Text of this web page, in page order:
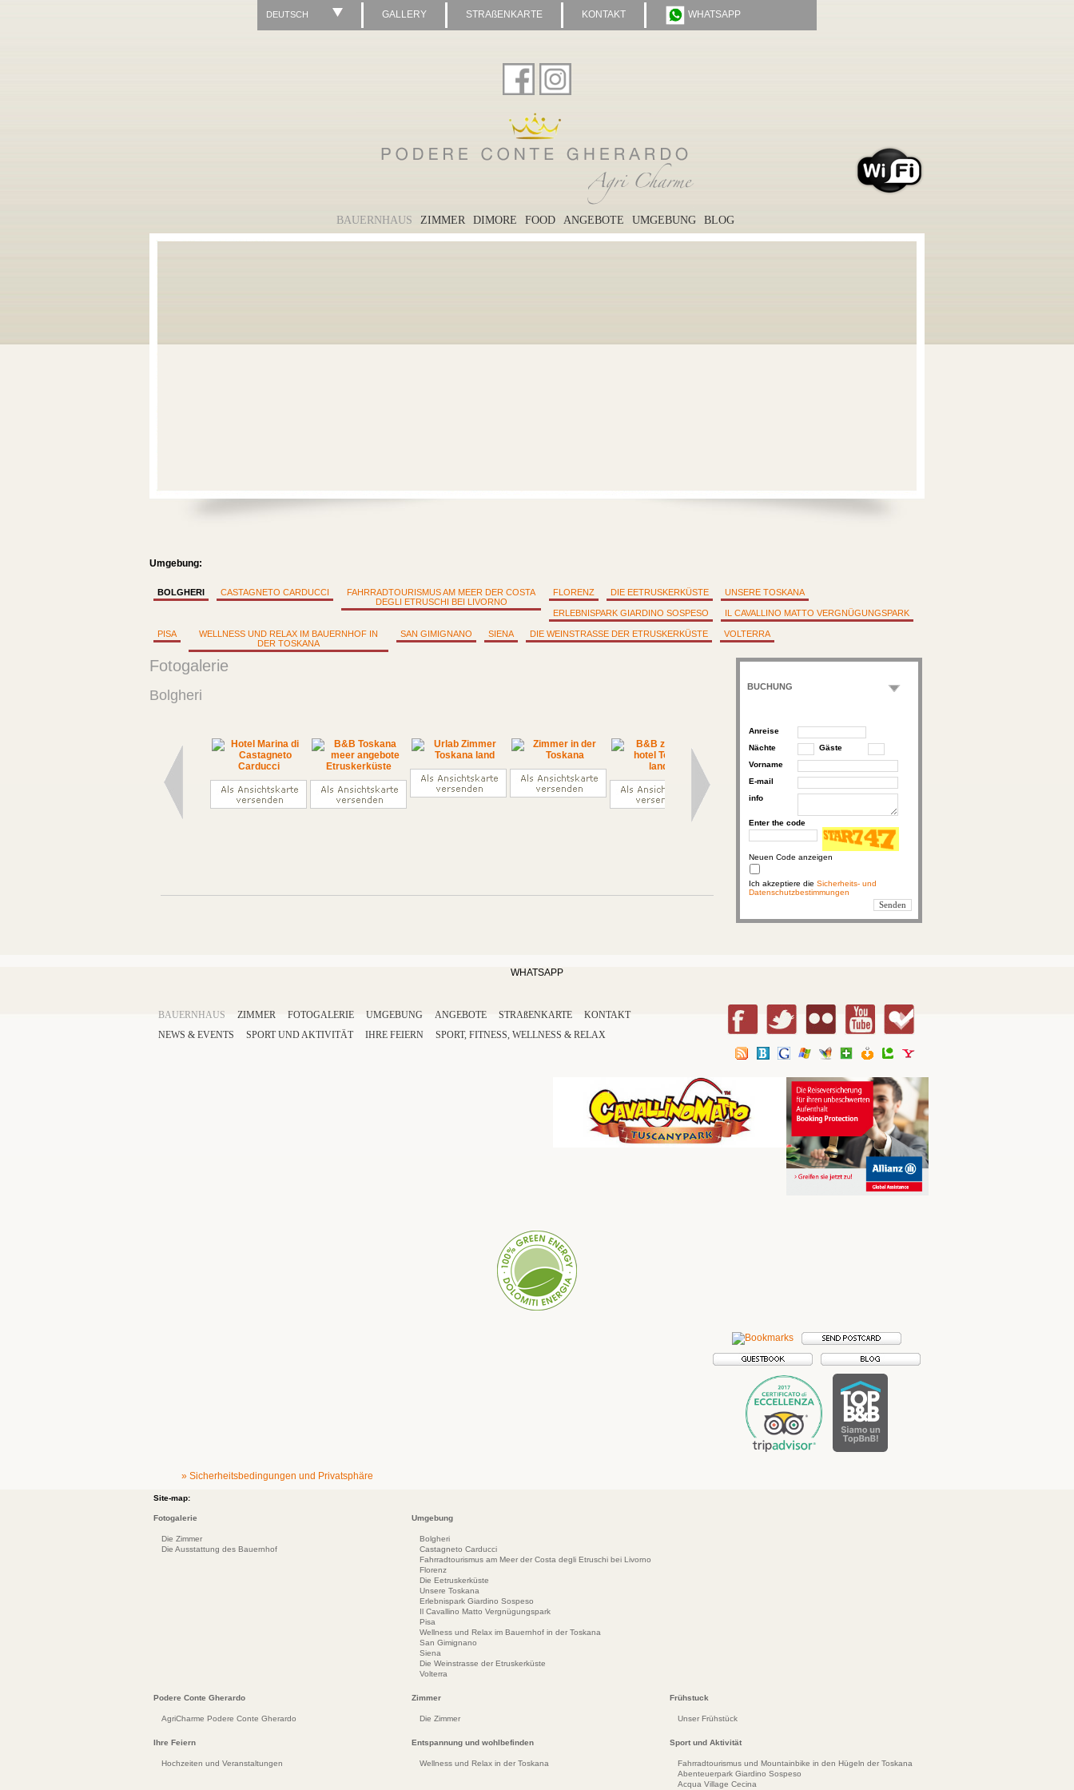
DEUTSCH GALLERY STRAßENKARTE KONTAKT WHATSAPP
BAUERNHAUS ZIMMER DIMORE FOOD ANGEBOTE UMGEBUNG BLOG
Umgebung:
BOLGHERI CASTAGNETO CARDUCCI
FAHRRADTOURISMUS AM MEER DER COSTA
DEGLI ETRUSCHI BEI LIVORNO
FLORENZ DIE EETRUSKERKÜSTE UNSERE TOSKANA
ERLEBNISPARK GIARDINO SOSPESO IL CAVALLINO MATTO VERGNÜGUNGSPARK
PISA
WELLNESS UND RELAX IM BAUERNHOF IN
DER TOSKANA
SAN GIMIGNANO SIENA DIE WEINSTRASSE DER ETRUSKERKÜSTE VOLTERRA
BUCHUNG
Anreise
Nächte
Gäste
Vorname
E-mail
info
Enter the code
Neuen Code anzeigen
Ich akzeptiere die Sicherheits- und
Datenschutzbestimmungen
Fotogalerie
Bolgheri
WHATSAPP
BAUERNHAUS ZIMMER FOTOGALERIE UMGEBUNG ANGEBOTE STRAßENKARTE
KONTAKT
NEWS & EVENTS
SPORTUND AKTIVITÄT IHRE FEIERN SPORT, FITNESS, WELLNESS & RELAX
» Sicherheitsbedingungen und Privatsphäre
Site-map:
Fotogalerie
Die Zimmer
Die Ausstattung des Bauernhof
Umgebung
Bolgheri
Castagneto Carducci
Fahrradtourismus am Meer der Costa degli Etruschi bei Livorno
Florenz
Die Eetruskerküste
Unsere Toskana
Erlebnispark Giardino Sospeso
Il Cavallino Matto Vergnügungspark
Pisa
Wellness und Relax im Bauernhof in der Toskana
San Gimignano
Siena
Die Weinstrasse der Etruskerküste
Volterra
Podere Conte Gherardo
AgriCharme Podere Conte Gherardo
Zimmer
Die Zimmer
Frühstuck
Unser Frühstück
Ihre Feiern
Hochzeiten und Veranstaltungen
Entspannung und wohlbefinden
Wellness und Relax in der Toskana
Sport und Aktivität
Fahrradtourismus und Mountainbike in den Hügeln der Toskana
Abenteuerpark Giardino Sospeso
Acqua Village Cecina